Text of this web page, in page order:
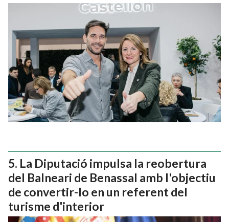
La Diputació impulsa la reobertura
del Balneari de Benassal amb l'objectiu
de convertir-lo en un referent del
turisme d'interior